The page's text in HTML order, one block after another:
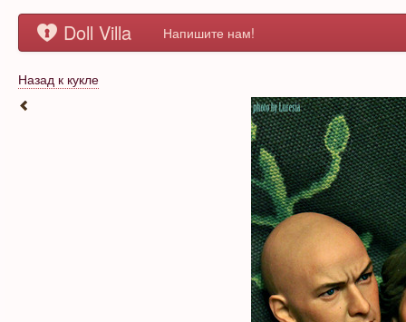
Doll Villa Напишите нам!
Назад к кукле